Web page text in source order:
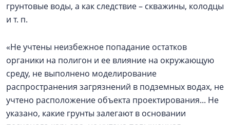
грунтовые воды, а как следствие – скважины, колодцы
и т. п.
«Не учтены неизбежное попадание остатков
органики на полигон и ее влияние на окружающую
среду, не выполнено моделирование
распространения загрязнений в подземных водах, не
учтено расположение объекта проектирования... Не
указано, какие грунты залегают в основании